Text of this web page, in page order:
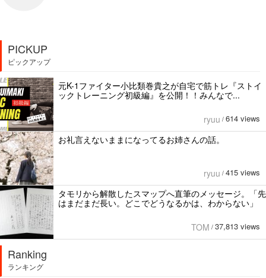
PICKUP
ピックアップ
元K-1ファイター小比類巻貴之が自宅で筋トレ『ストイ
ックトレーニング初級編』を公開！！みんなで...
ryuu / 614 views
お礼言えないままになってるお姉さんの話。
ryuu / 415 views
タモリから解散したスマップへ直筆のメッセージ。「先
はまだまだ長い。どこでどうなるかは、わからない」
TOM / 37,813 views
Ranking
ランキング